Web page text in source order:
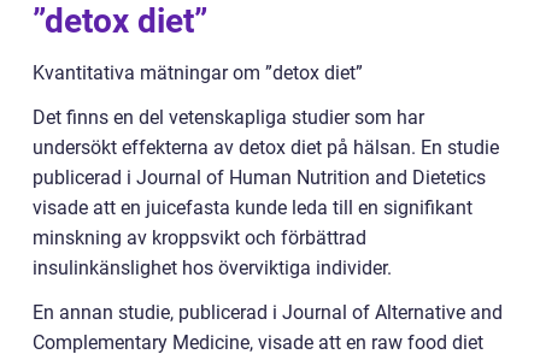
”detox diet”
Kvantitativa mätningar om ”detox diet”
Det finns en del vetenskapliga studier som har
undersökt effekterna av detox diet på hälsan. En studie
publicerad i Journal of Human Nutrition and Dietetics
visade att en juicefasta kunde leda till en signifikant
minskning av kroppsvikt och förbättrad
insulinkänslighet hos överviktiga individer.
En annan studie, publicerad i Journal of Alternative and
Complementary Medicine, visade att en raw food diet